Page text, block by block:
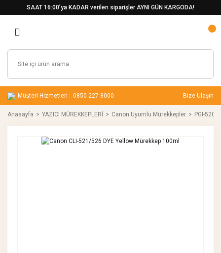
SAAT 16:00’ya KADAR verilen siparişler AYNI GÜN KARGODA!
Müşteri Hizmetleri : 0850 227 8000 Bize Ulaşın
Anasayfa YAZICI MÜREKKEPLERİ Canon Uyumlu Mürekkepler PGI-520 /